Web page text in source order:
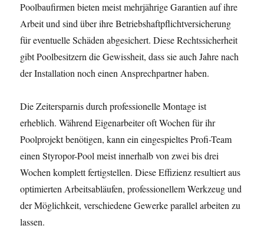
Poolbaufirmen bieten meist mehrjährige Garantien auf ihre
Arbeit und sind über ihre Betriebshaftpflichtversicherung
für eventuelle Schäden abgesichert. Diese Rechtssicherheit
gibt Poolbesitzern die Gewissheit, dass sie auch Jahre nach
der Installation noch einen Ansprechpartner haben.
Die Zeitersparnis durch professionelle Montage ist
erheblich. Während Eigenarbeiter oft Wochen für ihr
Poolprojekt benötigen, kann ein eingespieltes Profi-Team
einen Styropor-Pool meist innerhalb von zwei bis drei
Wochen komplett fertigstellen. Diese Effizienz resultiert aus
optimierten Arbeitsabläufen, professionellem Werkzeug und
der Möglichkeit, verschiedene Gewerke parallel arbeiten zu
lassen.